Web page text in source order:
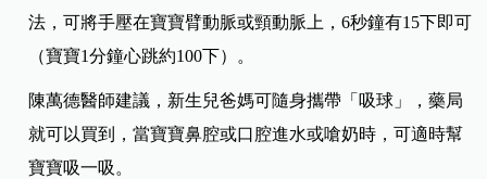
法，可將手壓在寶寶臂動脈或頸動脈上，6秒鐘有15下即可
（寶寶1分鐘心跳約100下）。
陳萬德醫師建議，新生兒爸媽可隨身攜帶「吸球」，藥局
就可以買到，當寶寶鼻腔或口腔進水或嗆奶時，可適時幫
寶寶吸一吸。